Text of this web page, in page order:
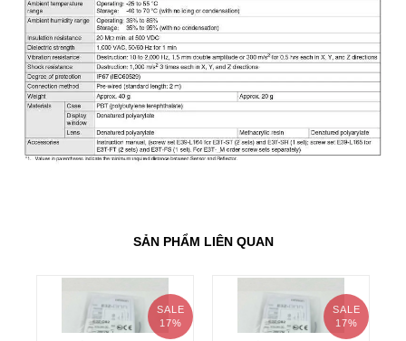
SẢN PHẨM LIÊN QUAN
SALE
17%
SALE
17%